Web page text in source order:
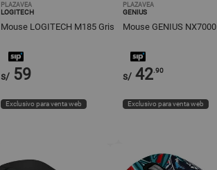
PLAZAVEA
LOGITECH
Mouse LOGITECH M185 Gris
s/ 59
Exclusivo para venta web
PLAZAVEA
GENIUS
Mouse GENIUS NX7000
s/ 42.90
Exclusivo para venta web